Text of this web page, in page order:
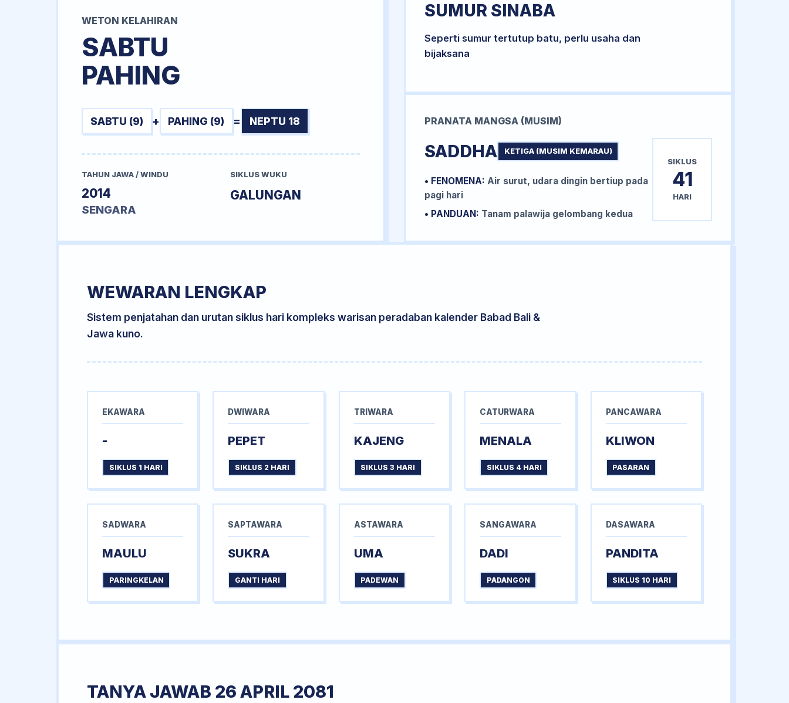
WETON KELAHIRAN
SABTU
PAHING
SABTU (9) + PAHING (9) = NEPTU 18
TAHUN JAWA / WINDU
2014
SENGARA
SIKLUS WUKU
GALUNGAN
SUMUR SINABA
Seperti sumur tertutup batu, perlu usaha dan
bijaksana
PRANATA MANGSA (MUSIM)
SADDHA KETIGA (MUSIM KEMARAU)
• FENOMENA: Air surut, udara dingin bertiup pada
pagi hari
• PANDUAN: Tanam palawija gelombang kedua
SIKLUS
41
HARI
WEWARAN LENGKAP
Sistem penjatahan dan urutan siklus hari kompleks warisan peradaban kalender Babad Bali &
Jawa kuno.
EKAWARA
-
SIKLUS 1 HARI
DWIWARA
PEPET
SIKLUS 2 HARI
TRIWARA
KAJENG
SIKLUS 3 HARI
CATURWARA
MENALA
SIKLUS 4 HARI
PANCAWARA
KLIWON
PASARAN
SADWARA
MAULU
PARINGKELAN
SAPTAWARA
SUKRA
GANTI HARI
ASTAWARA
UMA
PADEWAN
SANGAWARA
DADI
PADANGON
DASAWARA
PANDITA
SIKLUS 10 HARI
TANYA JAWAB 26 APRIL 2081